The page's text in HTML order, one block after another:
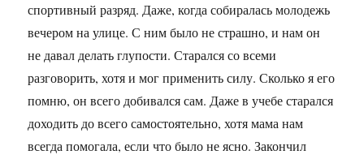
спортивный разряд. Даже, когда собиралась молодежь
вечером на улице. С ним было не страшно, и нам он
не давал делать глупости. Старался со всеми
разговорить, хотя и мог применить силу. Сколько я его
помню, он всего добивался сам. Даже в учебе старался
доходить до всего самостоятельно, хотя мама нам
всегда помогала, если что было не ясно. Закончил